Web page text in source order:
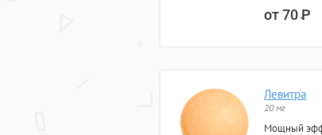
от 70Р
Левитра
20 мг
Мощный